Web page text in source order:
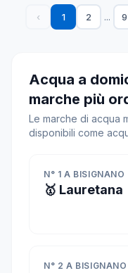
‹ 1 2 ...
Acqua a
marche più
Le marche di acqua
disponibili come
N° 1 A BISIGNANO
🥇 Lauretana
N° 2 A BISIGNANO